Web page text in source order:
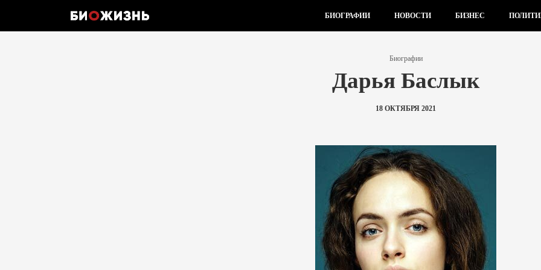
БИОГРАФИИ НОВОСТИ БИЗНЕС
Биографии
Дарья Баслык
18 ОКТЯБРЯ 2021